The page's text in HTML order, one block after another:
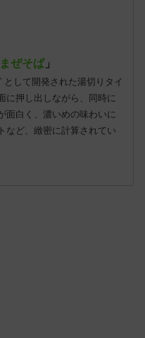
ぜそば 」
として開発された湯切りタイ
に押し出しながら、同時に
面白く、濃いめの味わいに
など、緻密に計算されてい